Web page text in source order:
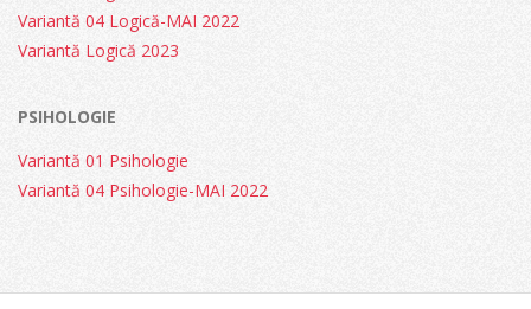
Variantă 04 Logică-MAI 2022
Variantă Logică 2023
PSIHOLOGIE
Variantă 01 Psihologie
Variantă 04 Psihologie-MAI 2022